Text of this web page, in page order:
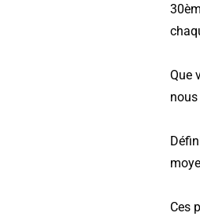
Que
Ces